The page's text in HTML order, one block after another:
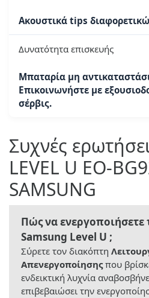
Ακουστικά tips
Δυνατότητα επισκευής
Μπαταρία μη
Επικοινωνήστε με
σέρβις.
Συχνές
LEVEL U EO-
SAMSUNG
Πώς να ενεργοποιήσετε
Samsung Level U ;
Σύρετε τον διακόπτη
Απενεργοποίησηςπου
ενδεικτική λυχνία
επιβεβαιώσει την